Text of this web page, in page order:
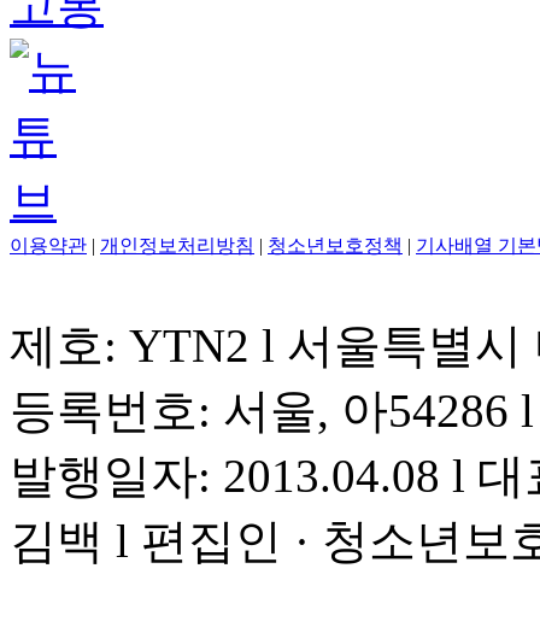
이용약관 개인정보처리방침 청소년보호정책 기사배열 기
제호: YTN2 l 서울특별
등록번호: 서울, 아54286
발행일자: 2013.04.08 l
김백 l 편집인 · 청소년보